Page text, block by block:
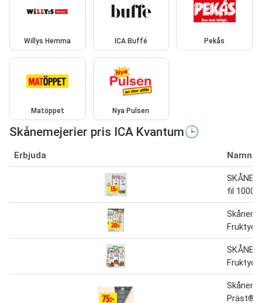
Willys Hemma ICA Buffé Pekås
Matöppet Nya Pulsen
Skånemejerier pris ICA Kvantum🕒
Erbjuda Namn
fil 1000 g
Präst®,